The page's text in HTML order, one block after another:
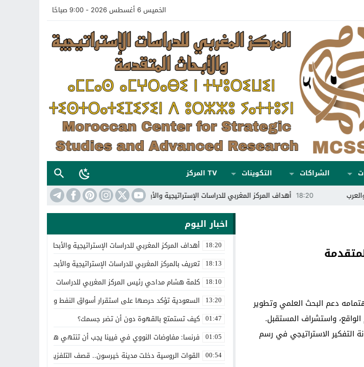
الخميس 6 أغسطس 2026 - 9:00 صباحًا
الشراكات التكوينات
TV المركز
أهداف المركز المغربي للدراسات الإستراتيجية والأبحاث المتقدمة 18:13 تعريف بالمركز المغربي للدراسات
دعم البحث العلمي وتطوير
واستشراف المستقبل.
التفكير الاستراتيجي في رسم
اخبار اليوم
18:20 أهداف المركز المغربي للدراسات الإستراتيجية والأبحاث المتقدمة
18:13 تعريف بالمركز المغربي للدراسات الإستراتيجية والأبحاث المتقدمة
18:10 كلمة هشام مداحي رئيس المركز المغربي للدراسات الإستراتيجية
13:20 السعودية تؤكد حرصها على استقرار أسواق النفط والالتزام باتفاق
01:47 كيف تستمتع بالقهوة دون أن تضر جسمك؟
01:05 فرنسا: مفاوضات النووي في فيينا يجب أن تنتهي هذا الأسبوع
00:54 القوات الروسية دخلت مدينة خيرسون.. قصف التلفزيون الأوكراني